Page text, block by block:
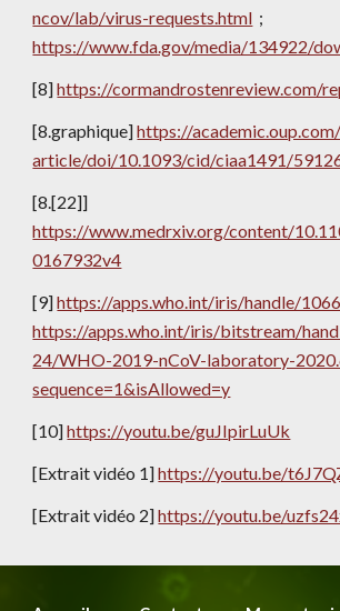
ncov/lab/virus-requests.html
https://www.fda.gov/media/134922/
[8] https://cormandrostenreview.com/
[8.graphique] https://
article/doi/10.1093/cid/ciaa1491/
https://www.medrxiv.org/content/
0167932v4
[9] https://apps.who.int/iris/handle/
https://apps.who.int/iris/bitstream/
24/WHO-2019-nCoV-laboratory-
sequence=1&isAllowed=y
[10] https://youtu.be/guJIpirLuUk
[Extrait vidéo 1] https://youtu.be/
[Extrait vidéo 2] https://youtu.be/